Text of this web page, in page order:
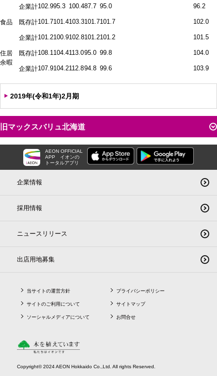
企業計102.995.3 100.487.7 95.0 96.2
食品 既存計101.7101.4103.3101.7101.7 102.0
企業計101.2100.9102.8101.2101.2 101.5
住居
余暇
既存計108.1104.4113.095.0 99.8 104.0
企業計107.9104.2112.894.8 99.6 103.9
2019年(令和1年)2月期
旧マックスバリュ北海道
AEON OFFICIAL
APP
イオンの
トータルアプリ
企業情報
採用情報
ニュースリリース
出店用地募集
当サイトの運営方針
サイトのご利用について
ソーシャルメディアについて
プライバシーポリシー
サイトマップ
お問合せ
Copyright© 2024 AEON Hokkaido Co.,Ltd. All rights Reserved.